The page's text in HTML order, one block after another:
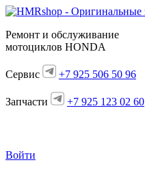
Ремонт и обслуживание
мотоциклов HONDA
Сервис +7 925 506 50 96
Запчасти +7 925 123 02 60
Войти